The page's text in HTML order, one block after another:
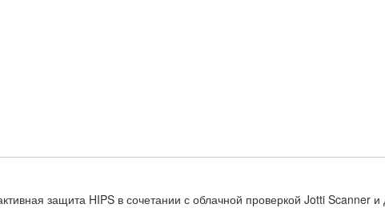
защита HIPS в сочетании с облачной проверкой Jotti Scanner и